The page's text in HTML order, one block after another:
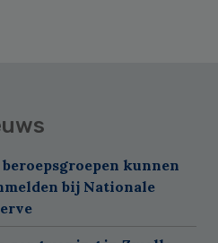
kunnen
bij Nationale